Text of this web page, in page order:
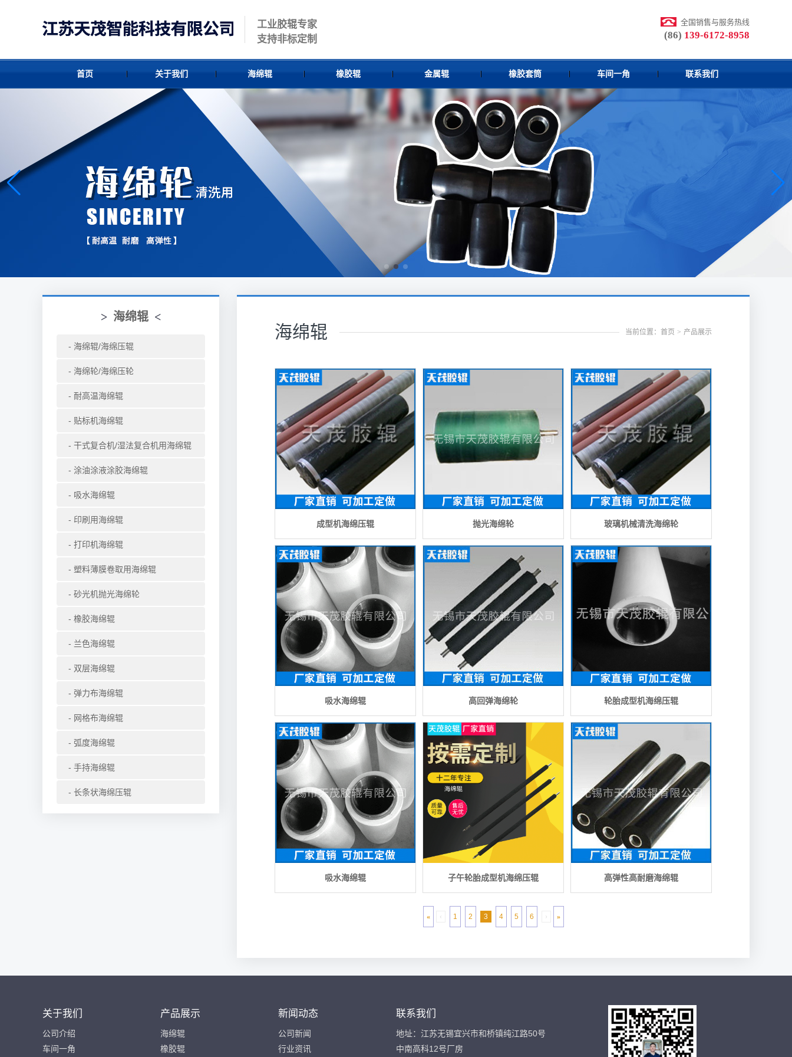
工业胶辊专家
支持非标定制
全国销售与服务热线
(86) 139-6172-8958
首页 关于我们 海绵辊 橡胶辊 金属辊 橡胶套筒 车间一角 联系我们
> 海绵辊 <
海绵辊/海绵压辊
海绵轮/海绵压轮
耐高温海绵辊
贴标机海绵辊
干式复合机/湿法复合机用海绵辊
涂油涂液涂胶海绵辊
吸水海绵辊
印刷用海绵辊
打印机海绵辊
塑料薄膜卷取用海绵辊
砂光机抛光海绵轮
橡胶海绵辊
兰色海绵辊
双层海绵辊
弹力布海绵辊
网格布海绵辊
弧度海绵辊
手持海绵辊
长条状海绵压辊
海绵辊 当前位置：首页 > 产品展示
成型机海绵压辊 抛光海绵轮 玻璃机械清洗海绵轮
吸水海绵辊 高回弹海绵轮 轮胎成型机海绵压辊
吸水海绵辊 子午轮胎成型机海绵压辊 高弹性高耐磨海绵辊
« ‹ 1 2 3 4 5 6 › »
关于我们
公司介绍
车间一角
产品展示
海绵辊
橡胶辊
新闻动态
公司新闻
行业资讯
联系我们
地址：江苏无锡宜兴市和桥镇纯江路50号
中南高科12号厂房